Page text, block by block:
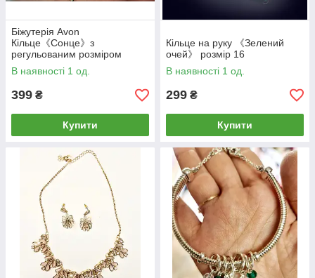
Біжутерія Avon
Кільце《Сонце》з
регульованим розміром
В наявності 1 од.
399 ₴
Купити
Кільце на руку 《Зелений
очей》 розмір 16
В наявності 1 од.
299 ₴
Купити